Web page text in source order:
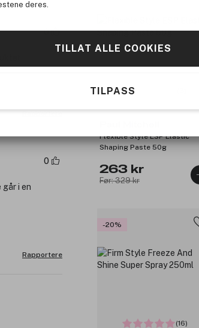
deres.
TILLAT ALLE COOKIES
TILPASS
Flexible Style ESP Elastic
Shaping Paste 50g
263 kr
Før: 329 kr
-20%
(16)
0
Rapportere
0
i en
Rapportere